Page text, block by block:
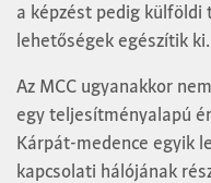
a képzést pedig külföldi
lehetőségek egészítik ki.
Az MCC ugyanakkor
egy teljesítményalapú
Kárpát-medence egyik
kapcsolati hálójának